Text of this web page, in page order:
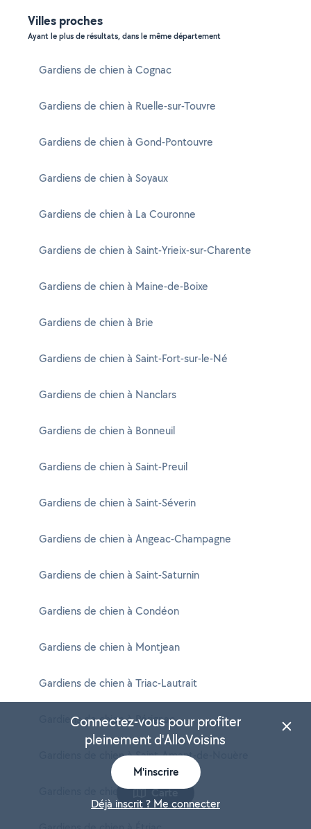
Villes proches
Ayant le plus de résultats, dans le même département
Gardiens de chien à Cognac
Gardiens de chien à Ruelle-sur-Touvre
Gardiens de chien à Gond-Pontouvre
Gardiens de chien à Soyaux
Gardiens de chien à La Couronne
Gardiens de chien à Saint-Yrieix-sur-Charente
Gardiens de chien à Maine-de-Boixe
Gardiens de chien à Brie
Gardiens de chien à Saint-Fort-sur-le-Né
Gardiens de chien à Nanclars
Gardiens de chien à Bonneuil
Gardiens de chien à Saint-Preuil
Gardiens de chien à Saint-Séverin
Gardiens de chien à Angeac-Champagne
Gardiens de chien à Saint-Saturnin
Gardiens de chien à Condéon
Gardiens de chien à Montjean
Gardiens de chien à Triac-Lautrait
Gardiens de chien à Pérignac
Gardiens de chien à Saint-Amant-de-Nouère
Gardiens de chien à Londigny
Carte
Connectez-vous pour profiter
pleinement d'AlloVoisins
M'inscrire
Déjà inscrit ? Me connecter